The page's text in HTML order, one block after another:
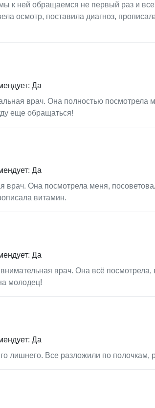
к ней обращаемся не первый раз и
осмотр, поставила диагноз,
Да
врач. Она полностью посмотрела
еще обращаться!
Да
врач. Она посмотрела меня,
витамин.
Да
врач. Она всё посмотрела,
молодец!
Да
лишнего. Все разложили по полочкам,